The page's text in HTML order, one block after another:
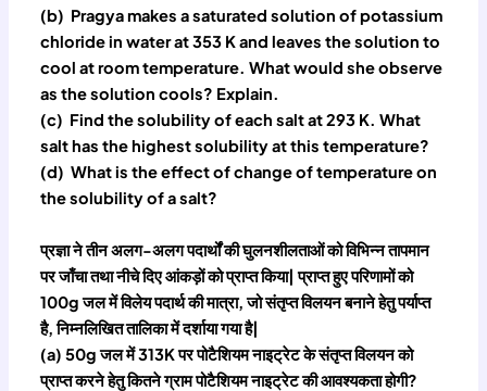
(b) Pragya makes a saturated solution of potassium
chloride in water at 353 K and leaves the solution to
cool at room temperature. What would she observe
as the solution cools? Explain.
(c) Find the solubility of each salt at 293 K. What
salt has the highest solubility at this temperature?
(d) What is the effect of change of temperature on
the solubility of a salt?
प्रज्ञा ने तीन अलग-अलग पदार्थों की घुलनशीलताओं को विभिन्न तापमान
पर जाँचा तथा नीचे दिए आंकड़ों को प्राप्त किया| प्राप्त हुए परिणामों को
100g जल में विलेय पदार्थ की मात्रा, जो संतृप्त विलयन बनाने हेतु पर्याप्त
है, निम्नलिखित तालिका में दर्शाया गया है|
(a) 50g जल में 313K पर पोटैशियम नाइट्रेट के संतृप्त विलयन को
प्राप्त करने हेतु कितने ग्राम पोटैशियम नाइट्रेट की आवश्यकता होगी?